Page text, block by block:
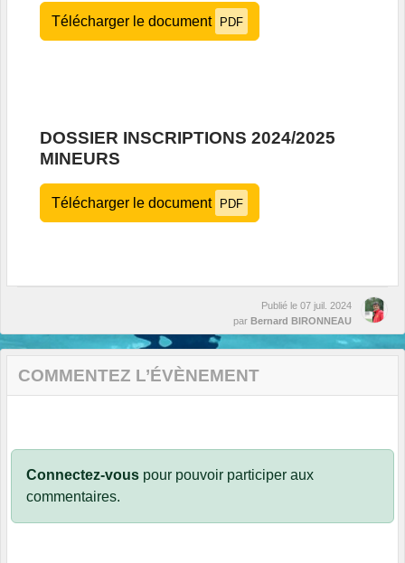
Télécharger le document PDF
DOSSIER INSCRIPTIONS 2024/2025
MINEURS
Télécharger le document PDF
Publié le 07 juil. 2024
par Bernard BIRONNEAU
COMMENTEZ L’ÉVÈNEMENT
Connectez-vous pour pouvoir participer aux
commentaires.